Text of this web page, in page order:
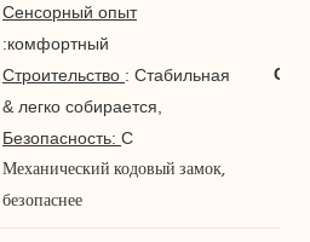
Сенсорный опыт
:комфортный
Строительство : Стабильная
& легко собирается,
Безопасность: С
Механический кодовый замок,
безопаснее